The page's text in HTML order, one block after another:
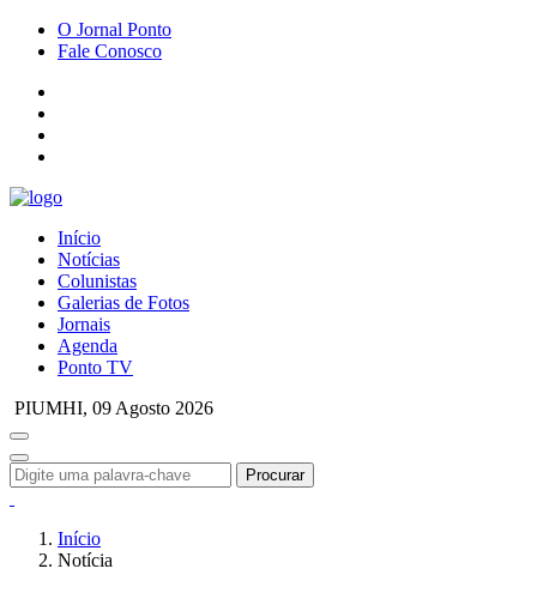
O Jornal Ponto
Fale Conosco
Início
Notícias
Colunistas
Galerias de Fotos
Jornais
Agenda
Ponto TV
PIUMHI, 09 Agosto 2026
Procurar
Início
Notícia